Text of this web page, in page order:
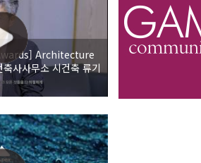
Architecture
사사무소 시건축 류기